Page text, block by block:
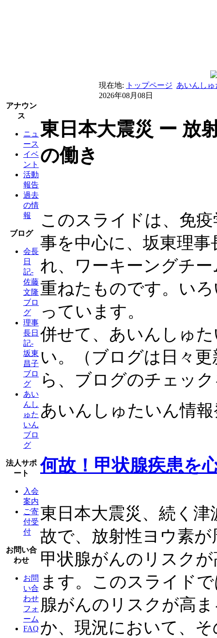
現在地: トップページ あいんし
2026年08月08日
アナウン
ス
ニュ
ース
イベ
ント
活動
報告
過去
の情
報
ブログ
会長
日
記-
佐藤
文隆
ブロ
グ
理事
長日
記-
坂東
昌子
ブロ
グ
あい
んし
ゅた
いん
ブロ
グ
法人サポ
ート
入会
案内
ご寄
付受
付
お問い合
わせ
お問
い合
わせ
フォ
ーム
FAQ
東日本大震災 ー 放
の働き
このスライドは、免
事を中心に、坂東理
れ、ワーキーングチ
重ねたものです。い
っています。
併せて、あいんしゅ
い。（ブログは日々
ら、ブログのチェッ
あいんしゅたいん情
何故！甲状腺疾患を
東日本大震災、続く
故で、放射性ヨウ素
甲状腺がんのリスク
ます。このスライド
腺がんのリスクが高
か、現況において、